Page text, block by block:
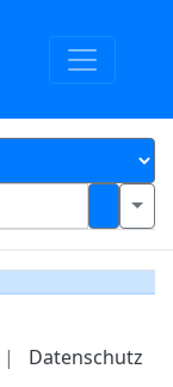
| Datenschutz